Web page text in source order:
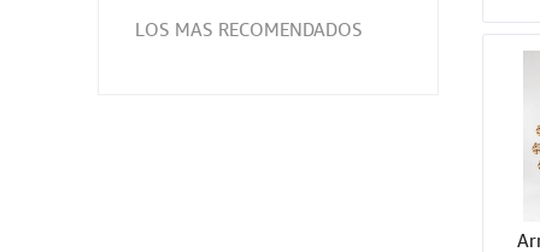
LOS MAS RECOMENDADOS